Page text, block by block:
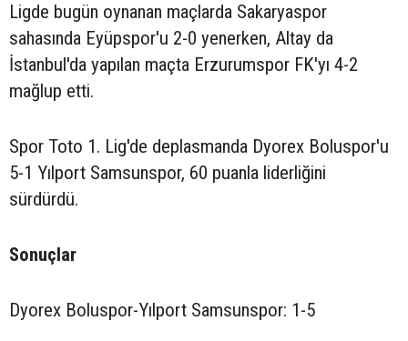
Ligde bugün oynanan maçlarda Sakaryaspor
sahasında Eyüpspor'u 2-0 yenerken, Altay da
İstanbul'da yapılan maçta Erzurumspor FK'yı 4-2
mağlup etti.
Spor Toto 1. Lig'de deplasmanda Dyorex Boluspor'u
5-1 Yılport Samsunspor, 60 puanla liderliğini
sürdürdü.
Sonuçlar
Dyorex Boluspor-Yılport Samsunspor: 1-5